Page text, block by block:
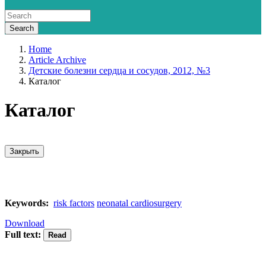
Home
Article Archive
Детские болезни сердца и сосудов, 2012, №3
Каталог
Каталог
Закрыть
Keywords: risk factors neonatal cardiosurgery
Download
Full text: